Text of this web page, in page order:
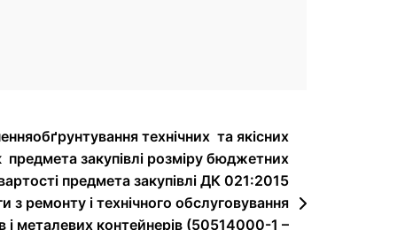
технічних та якісних
предмета закупівлі розміру бюджетних
предмета закупівлі ДК 021:2015
ремонту і технічного обслуговування
і металевих контейнерів (50514000-1 –